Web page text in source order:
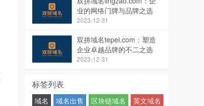
业的网络门牌与品牌之选
2023-12-31
双拼域名tepei.com：塑造
企业卓越品牌的不二之选
2023-12-31
标签列表
域名 域名出售 区块链域名
英文域名